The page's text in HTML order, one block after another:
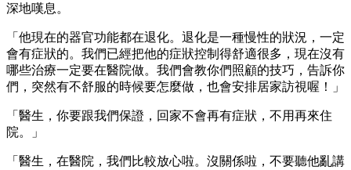
深地嘆息。
「他現在的器官功能都在退化。退化是一種慢性的狀況，一定
會有症狀的。我們已經把他的症狀控制得舒適很多，現在沒有
哪些治療一定要在醫院做。我們會教你們照顧的技巧，告訴你
們，突然有不舒服的時候要怎麼做，也會安排居家訪視喔！」
「醫生，你要跟我們保證，回家不會再有症狀，不用再來住
院。」
「醫生，在醫院，我們比較放心啦。沒關係啦，不要聽他亂講